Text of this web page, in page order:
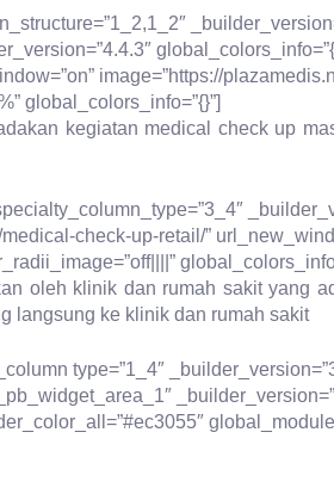
image=”https://
global_colors_info=”{}”]
kegiatan medical check up
check-up-retail/”
oleh klinik dan rumah sakit yang
langsung ke klinik dan rumah sakit
type=”1_4″